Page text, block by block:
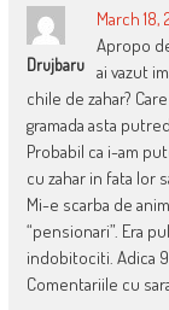
Drujbaru
March 18,
Apropo
ai vazut
chile de zahar?
gramada asta
Probabil ca i-am
cu zahar in fata lor
Mi-e scarba de
“pensionari”. Era
indobitociti. Adica
Comentariile cu